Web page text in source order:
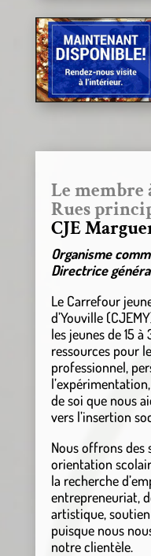
Le membre
Rues
CJE
Organisme
Directrice
Le Carrefour
d’Youville
les jeunes de 15
ressources pour
professionnel,
de soi que nous
vers l’insertion
Nous offrons des
orientation
la recherche
entrepreneuriat,
artistique,
puisque nous
notre clientèle.